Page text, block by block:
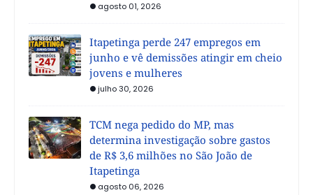
agosto 01, 2026
Itapetinga perde 247 empregos em
junho e vê demissões atingir em cheio
jovens e mulheres
julho 30, 2026
TCM nega pedido do MP, mas
determina investigação sobre gastos
de R$ 3,6 milhões no São João de
Itapetinga
agosto 06, 2026